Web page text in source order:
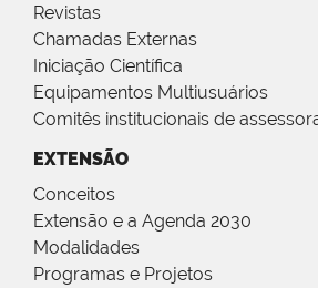
Revistas
Chamadas Externas
Iniciação Científica
Equipamentos Multiusuários
Comitês institucionais de
EXTENSÃO
Conceitos
Extensão e a Agenda 2030
Modalidades
Programas e Projetos